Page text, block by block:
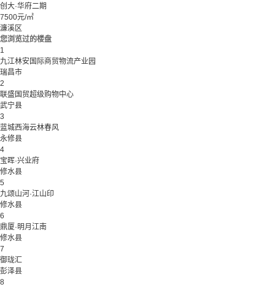
创大·华府二期
7500元/㎡
濂溪区
您浏览过的楼盘
1
九江林安国际商贸物流产业园
瑞昌市
2
联盛国贸超级购物中心
武宁县
3
蓝城西海云林春风
永修县
4
宝晖·兴业府
修水县
5
九颂山河·江山印
修水县
6
鼎厦·明月江南
修水县
7
御珑汇
彭泽县
8